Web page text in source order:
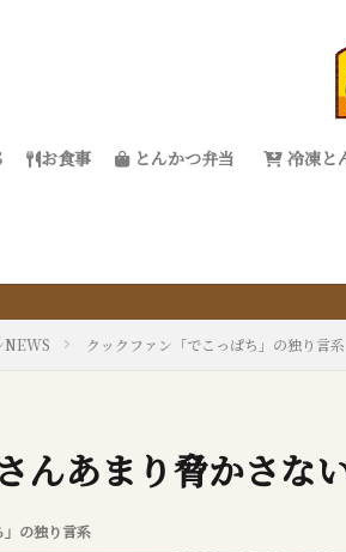
お食事 とんかつ弁当 冷凍と
『サクッと楽ちん冷凍
NEWS クックファン「でこっぱち」の独り言系
んあまり脅かさ
の独り言系